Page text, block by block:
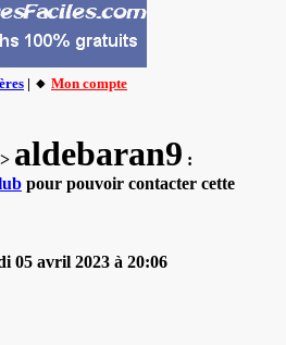
| 🔸 Mon compte
> aldebaran9 :
pour pouvoir contacter cette
05 avril 2023 à 20:06